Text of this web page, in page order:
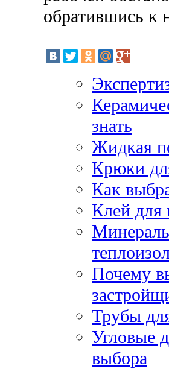
обратившись
знать
Жидкая
Крюки
Как
Клей для
Почему
Трубы
Угловые
выбора